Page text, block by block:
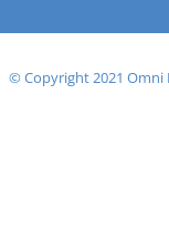
© Copyright 2021 Omni